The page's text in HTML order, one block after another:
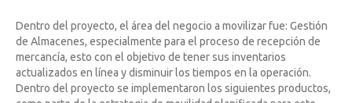
Dentro del proyecto, el área del negocio a movilizar fue: Gestión
de Almacenes, especialmente para el proceso de recepción de
mercancía, esto con el objetivo de tener sus inventarios
actualizados en línea y disminuir los tiempos en la operación.
Dentro del proyecto se implementaron los siguientes productos,